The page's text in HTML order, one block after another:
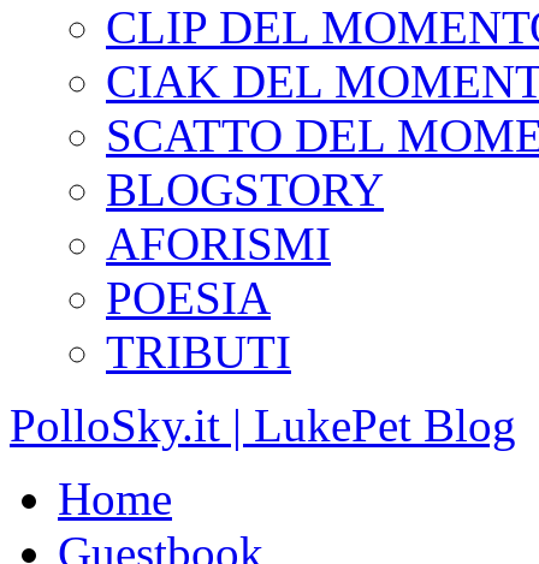
CLIP DEL
CIAK DEL
SCATTO DEL
BLOGSTORY
AFORISMI
POESIA
TRIBUTI
PolloSky.it | LukePet Blog
Home
Guestbook